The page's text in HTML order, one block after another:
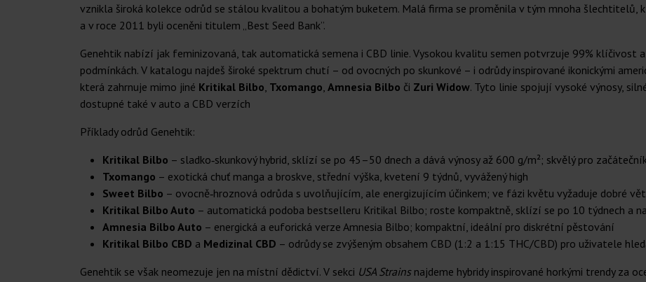
vznikla široká kolekce odrůd se stálou kvalitou a bohatým buketem. Malá firma se proměnila v tým mnoha
a v roce 2011 byli oceněni titulem „Best Seed Bank”.
Genehtik nabízí jak feminizovaná, tak automatická semena i CBD linie. Vysokou kvalitu semen potvrzuje 99% klíčivost
podmínkách. V katalogu najdeš široké spektrum chutí – od ovocných po skunkové – i odrůdy inspirované ikonickými
která zahrnuje mimo jiné Kritikal Bilbo Txomango Amnesia Bilbo či Zuri Widow. Tyto linie spojují vysoké výnosy,
dostupné také v auto a CBD verzích
Příklady odrůd Genehtik:
Kritikal Bilbo – sladko‑skunkový hybrid, sklízí se po 45–50 dnech a dává výnosy až 600 g/m²; skvělý pro
Txomango – exotická chuť manga a broskve, střední výška, kvetení 9 týdnů, vyvážený high
Sweet Bilbo – ovocně‑hroznová odrůda s uvolňujícím, ale energizujícím účinkem; ve fázi květu vyžaduje dobré
Kritikal Bilbo Auto – automatická podoba bestselleru Kritikal Bilbo; roste kompaktně, sklízí se po 10 týdnech a
Amnesia Bilbo Auto – energická a euforická verze Amnesia Bilbo; kompaktní, ideální pro diskrétní pěstování
Kritikal Bilbo CBD a Medizinal CBD – odrůdy se zvýšeným obsahem CBD (1:2 a 1:15 THC/CBD) pro uživatele
Genehtik se však neomezuje jen na místní dědictví. V sekci USA Strainsnajdeme hybridy inspirované horkými trendy za